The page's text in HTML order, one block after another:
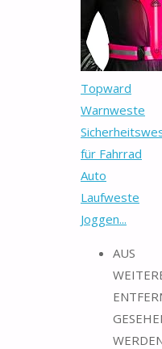
Topward
Warnweste
für Fahrrad
Auto
Laufweste
Joggen...
AUS